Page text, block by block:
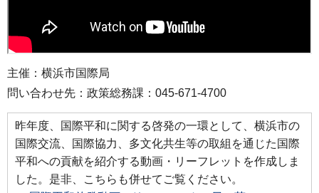
主催：横浜市国際局
問い合わせ先：政策総務課：045-671-4700
昨年度、国際平和に関する啓発の一環として、横浜市の
国際交流、国際協力、多文化共生等の取組を通じた国際
平和への貢献を紹介する動画・リーフレットを作成しま
した。是非、こちらも併せてご覧ください。